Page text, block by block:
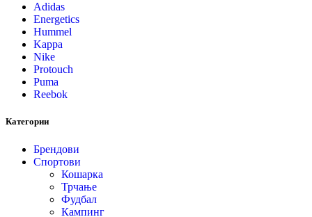
Adidas
Energetics
Hummel
Kappa
Nike
Protouch
Puma
Reebok
Категории
Брендови
Спортови
Кошарка
Трчање
Фудбал
Кампинг